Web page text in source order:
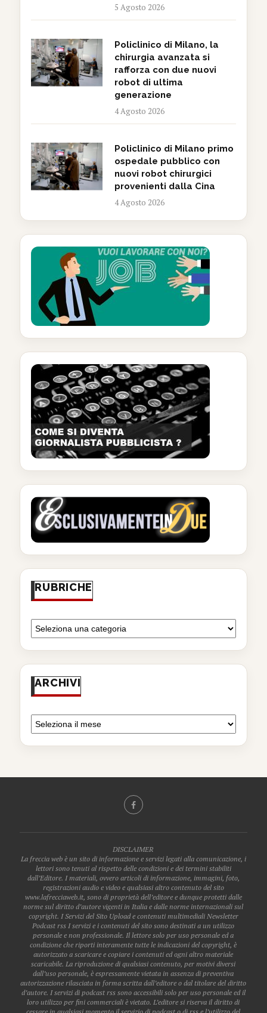
5 Agosto 2026
Policlinico di Milano, la
chirurgia avanzata si
rafforza con due nuovi
robot di ultima
generazione
4 Agosto 2026
Policlinico di Milano primo
ospedale pubblico con
nuovi robot chirurgici
provenienti dalla Cina
4 Agosto 2026
RUBRICHE
ARCHIVI
DISCLAIMER
La freccia web è un sito di informazione e servizi legati alla comunicazione, i
lettori sono tenuti al rispetto delle condizioni e dei termini stabiliti
dall’Editore. I materiali, ovvero articoli di informazione, immagini, foto,
registrazioni audio e video e qualsiasi altro contenuto del sito
www.lafrecciaweb.it, sono di proprietà dell’editore e dunque protetti dalle
norme sul diritto d’autore vigenti in Italia e dalle norme internazionali sul
copyright. I Servizi del Sito Upload e contenuti multimediali Newsletter
Podcast rss I servizi e i contenuti del sito sono destinati a un utilizzo
personale e non professionale. Il lettore solo per uso personale ed a
condizione che riporti interamente tutte le indicazioni del copyright, è
autorizzato a scaricare e copiare i contenuti ed ogni altro materiale
scaricabile. La riproduzione di qualsiasi contenuto, per motivi diversi
dall’uso personale, è espressamente vietata in assenza di preventiva
autorizzazione rilasciata in forma scritta dall’editore o dal titolare del diritto
d’autore. I servizi di podcast rss sono accessibili solo per uso personale ed il
loro utilizzo per fini commerciali è vietato. L’editore si riserva il diritto di